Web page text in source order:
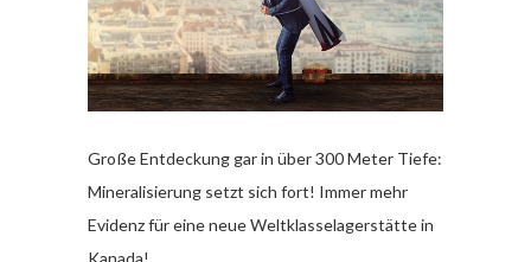
Große Entdeckung gar in über 300 Meter Tiefe:
Mineralisierung setzt sich fort! Immer mehr
Evidenz für eine neue Weltklasselagerstätte in